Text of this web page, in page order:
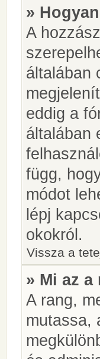
»
A
általában
eddig a
általában
függ,
módot
lépj
okokról.
Vissza a
» Mi az
A rang,
mutassa,